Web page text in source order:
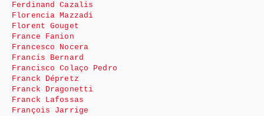
Ferdinand Cazalis
Florencia Mazzadi
Florent Gouget
France Fanion
Francesco Nocera
Francis Bernard
Francisco Colaço Pedro
Franck Dépretz
Franck Dragonetti
Franck Lafossas
François Jarrige